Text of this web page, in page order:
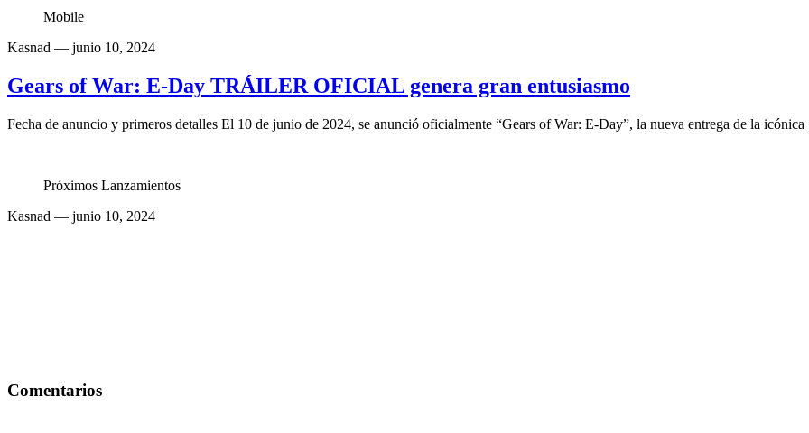
Mobile
Kasnad — junio 10, 2024
Gears of War: E-Day TRÁILER OFICIAL genera gran entusiasmo
Fecha de anuncio y primeros detalles El 10 de junio de 2024, se anunció oficialmente “Gears of War: E-Day”, la nueva entrega de la
Próximos Lanzamientos
Kasnad — junio 10, 2024
Comentarios